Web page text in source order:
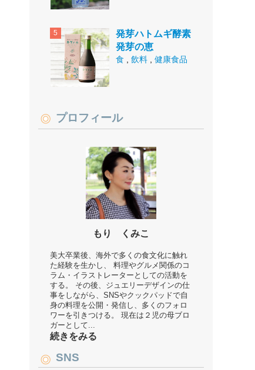
発芽ハトムギ酵素
発芽の恵
食 飲料 健康食品
プロフィール
もり くみこ
美大卒業後、海外で多くの食文化に触れ
た経験を生かし、 料理やグルメ関係のコ
ラム・イラストレーターとしての活動を
する。 その後、ジュエリーデザインの仕
事をしながら、SNSやクックパッドで自
身の料理を公開・発信し、多くのフォロ
ワーを引きつける。 現在は２児の母ブロ
ガーとして...
続きをみる
SNS